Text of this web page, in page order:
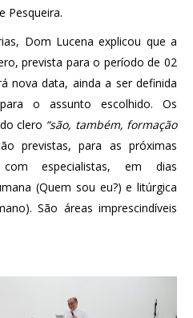
Pesqueira.
Dom Lucena explicou que a
prevista para o período de 02
nova data, ainda a ser definida
o assunto escolhido. Os
clero “são, também, formação
previstas, para as próximas
com especialistas, em dias
(Quem sou eu?) e litúrgica
São áreas imprescindíveis